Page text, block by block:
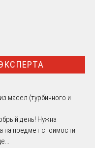
масел (турбинного и
день! Нужна
на предмет стоимости